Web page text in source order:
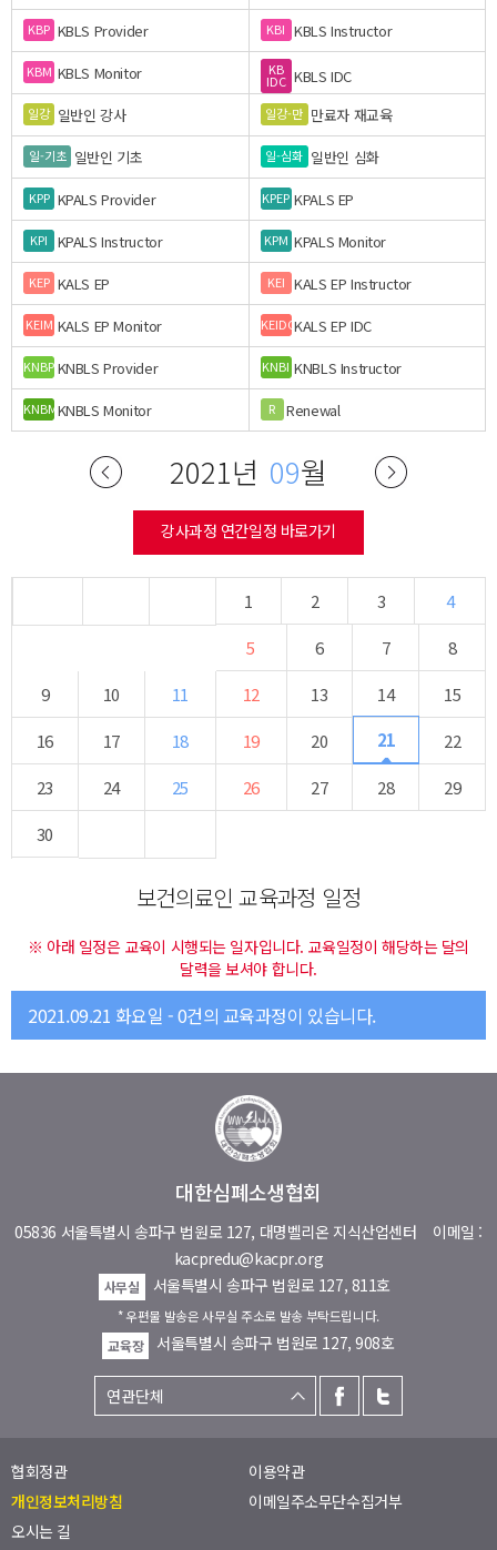
KBP KBLS Provider KBI KBLS Instructor
KBM KBLS Monitor KB
IDC KBLS IDC
일강 일반인 강사 일강-만 만료자 재교육
일-기초 일반인 기초 일-심화 일반인 심화
KPP KPALS Provider KPEP KPALS EP
KPI KPALS Instructor KPM KPALS Monitor
KEP KALS EP KEI KALS EP Instructor
KEIM KALS EP Monitor KEIDCKALS EP IDC
KNBPKNBLS Provider KNBI KNBLS Instructor
KNBMKNBLS Monitor R Renewal
2021년 09월
강사과정 연간일정 바로가기
1 2 3
4
5
6 7
8
9
10 11 12 13 14
15
16
17 18 19 20 21
22
23
24 25 26 27 28
29
30
보건의료인 교육과정 일정
※ 아래 일정은 교육이 시행되는 일자입니다. 교육일정이 해당하는 달의
달력을 보셔야 합니다.
2021.09.21 화요일 - 0건의 교육과정이 있습니다.
대한심폐소생협회
05836 서울특별시 송파구 법원로 127, 대명벨리온 지식산업센터 이메일 :
kacpredu@kacpr.org
사무실 서울특별시 송파구 법원로 127, 811호
* 우편물 발송은 사무실 주소로 발송 부탁드립니다.
교육장
서울특별시 송파구 법원로 127, 908호
협회정관
이용약관
개인정보처리방침
이메일주소무단수집거부
오시는 길